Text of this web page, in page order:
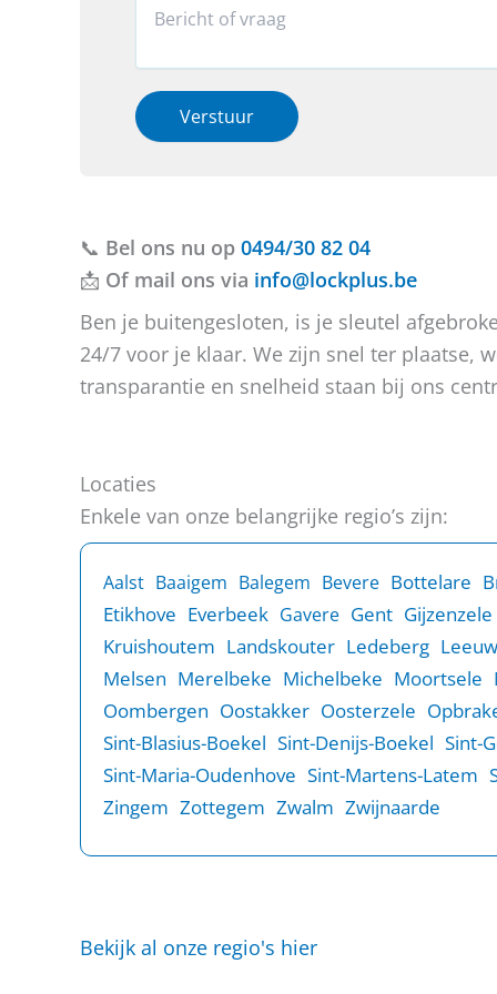
f
o
*
e
h
e
g
n
?
c
i
e
c
t
Verstuur
📞 Bel ons nu op 0494/30 82 04
📩 Of mail ons via info@lockplus.be
Ben je buitengesloten, is je sleutel
24/7 voor je klaar. We zijn snel ter plaatse,
transparantie en snelheid staan bij ons
Locaties
Enkele van onze belangrijke regio’s zijn:
Aalst Baaigem Balegem Bevere Bottelare
Etikhove Everbeek Gavere Gent Gijzenzele
Kruishoutem Landskouter Ledeberg
Melsen Merelbeke Michelbeke Moortsele
Oombergen Oostakker Oosterzele
Sint-Blasius-Boekel Sint-Denijs-Boekel Sint-
Sint-Maria-Oudenhove Sint-Martens-Latem
Zingem Zottegem Zwalm Zwijnaarde
Bekijk al onze regio's hier